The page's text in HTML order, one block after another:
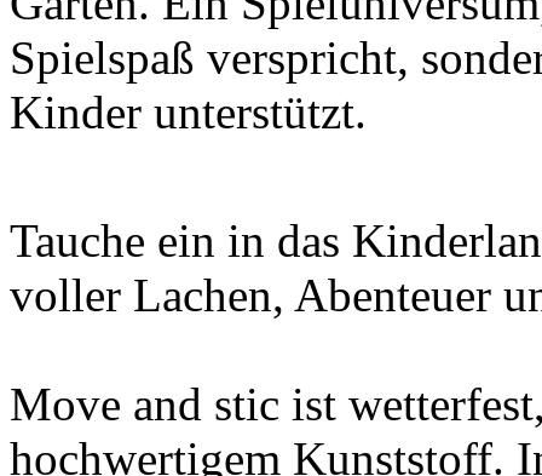
Tauche ein in das
voller Lachen, Abenteuer
hochwertigem Kunststoff.
Leichte Reinigung!
Maße:245 cm x 254 cm x